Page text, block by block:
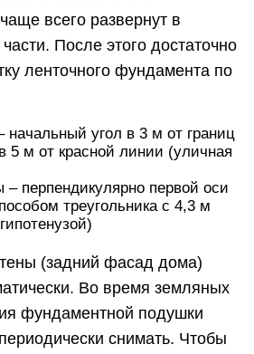
всего развернут в
После этого достаточно
ленточного фундамента по
начальный угол в 3 м от границ
5 м от красной линии (уличная
– перпендикулярно первой оси
треугольника с 4,3 м
(задний фасад дома)
Во время земляных
фундаментной подушки
снимать. Чтобы